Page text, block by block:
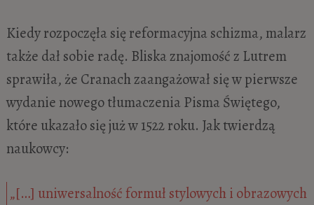
Kiedy rozpoczęła się reformacyjna schizma, malarz
także dał sobie radę. Bliska znajomość z Lutrem
sprawiła, że Cranach zaangażował się w pierwsze
wydanie nowego tłumaczenia Pisma Świętego,
które ukazało się już w 1522 roku. Jak twierdzą
naukowcy:
„[…] uniwersalność formuł stylowych i obrazowych